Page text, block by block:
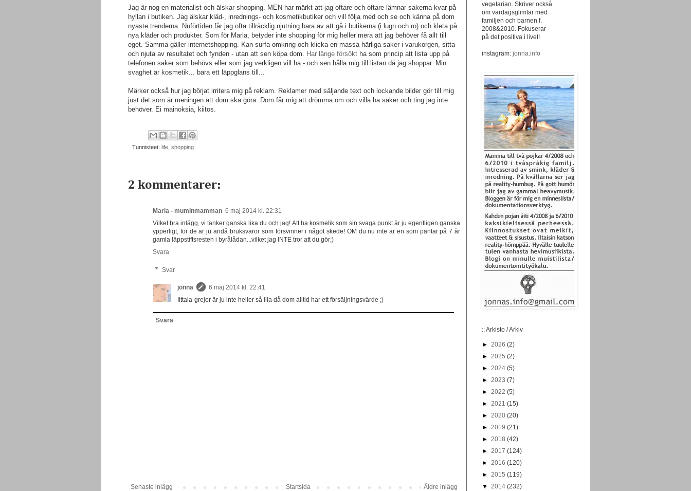
Jag är nog en materialist och älskar shopping. MEN har märkt att jag oftare och oftare lämnar sakerna kvar på
hyllan i butiken. Jag älskar kläd-, inrednings- och kosmeti kbutiker och vill följa med och se och känna på dom
nyaste trenderna. Nuförtiden får jag ofta tillräcklig njutning bara av att gå i butikerna (i lugn och ro) och kleta på
nya kläder och produkter. Som för Maria, betyder inte shopping för mig heller mera att jag behöver få allt till
eget. Samma gäller internetshopping. Kan surfa omkring och klicka en massa härliga saker i varukorgen, sitta
och njuta av resultatet och fynden - utan att sen köpa dom. Har länge försökt ha som princip att lista upp på
telefonen saker som behövs eller som jag verkligen vill ha - och sen hålla mig till listan då jag shoppar. Min
svaghet är kosmetik... bara ett läppglans till...
Märker också hur jag börjat irritera mig på reklam. Reklamer med säljande text och lockande bilder gör till mig
just det som är meningen att dom ska göra. Dom får mig att drömma om och villa ha saker och ting jag inte
behöver. Ei mainoksia, kiitos.
Tunnisteet: life shopping
2 kommentarer:
Maria - muminmamman 6 maj 2014 kl. 22:31
Vilket bra inlägg, vi tänker ganska lika du och jag! Att ha kosmetik som sin svaga punkt är ju egentligen ganska
ypperligt, för de är ju ändå bruksvaror som försvinner i något skede! OM du nu inte är en som pantar på 7 år
gamla läppstiftsresten i byrålådan...vilket jag INTE tror att du gör;)
Svara
Svar
jonna
6 maj 2014 kl. 22:41
Iittala-grejor är ju inte heller så illa då dom alltid har ett försäljningsvärde ;)
Svara
Senaste inlägg Äldre inlägg
Startsida
vegetarian. Skriver också
om vardagsglimtar med
familjen och barnen f.
2008&2010. Fokuserar
på det positiva i livet!
instagram: jonna.info
:: Arkisto / Arkiv
► 2026 (2)
► 2025 (2)
► 2024 (5)
► 2023 (7)
► 2022 (5)
► 2021 (15)
► 2020 (20)
► 2019 (21)
► 2018 (42)
► 2017 (124)
► 2016 (120)
► 2015 (119)
▼ 2014 (232)